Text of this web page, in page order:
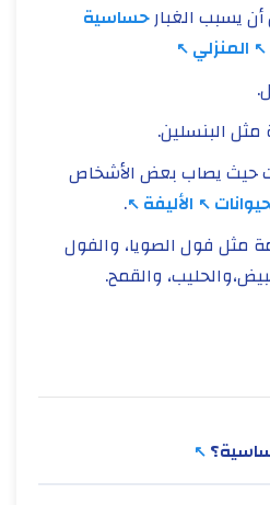
يسبب الغبارحساسية
المنزلي
البنسلين.
حيث يصاب بعض الأشخاص
الأليفة .
مثل فول الصويا، والفول
والقمح.